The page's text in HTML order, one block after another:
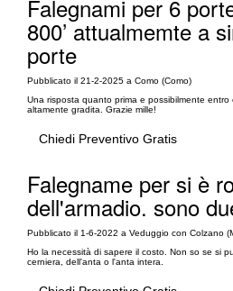
Falegnami per 6
800’ attualmemte a
porte
Pubblicato il 21-2-2025 a Como (Como)
Una risposta quanto prima e possibilmente
altamente gradita. Grazie mille!
Chiedi Preventivo Gratis
Falegname per si è
dell'armadio. sono
Pubblicato il 1-6-2022 a Veduggio con Colzano
Ho la necessità di sapere il costo. Non so se si
cerniera, dell'anta o l'anta intera.